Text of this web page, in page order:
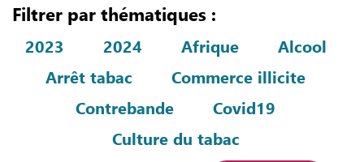
Filtrer par thématiques :
2023 2024 Afrique
Alcool
Arrêt tabac
Commerce illicite
Contrebande
Covid19
Culture du tabac